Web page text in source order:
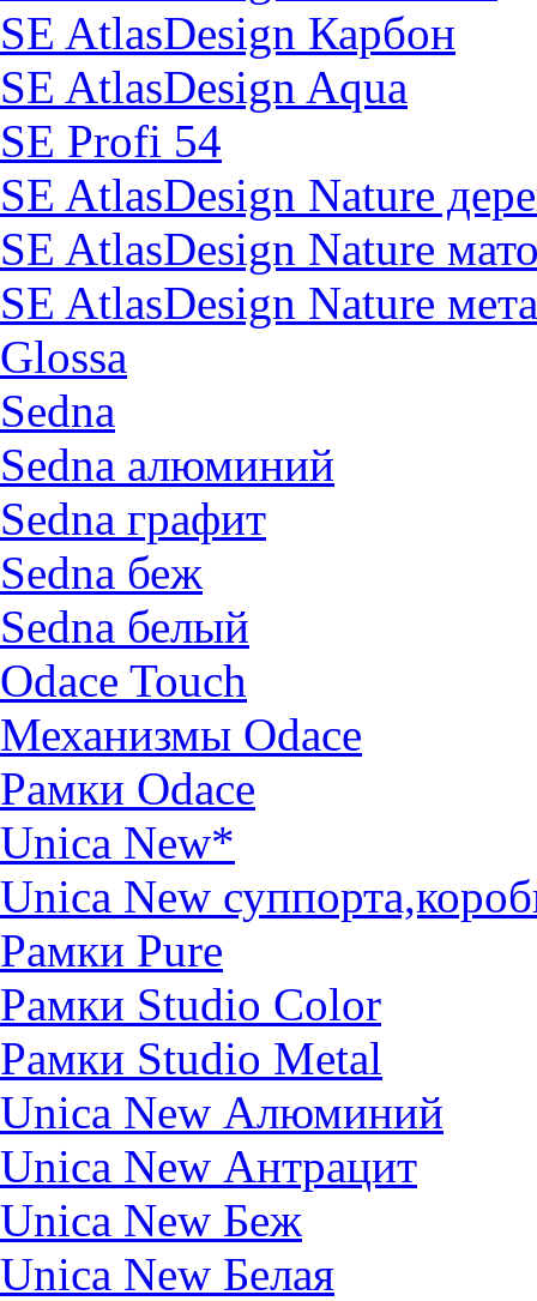
SE AtlasDesign Карбон
SE AtlasDesign Aqua
SE Profi 54
SE AtlasDesign Nature
SE AtlasDesign Nature
SE AtlasDesign Nature
Glossa
Sedna
Sedna алюминий
Sedna графит
Sedna беж
Sedna белый
Odace Touch
Механизмы Odace
Рамки Odace
Unica New*
Unica New
Рамки Pure
Рамки Studio Color
Рамки Studio Metal
Unica New Алюминий
Unica New Антрацит
Unica New Беж
Unica New Белая